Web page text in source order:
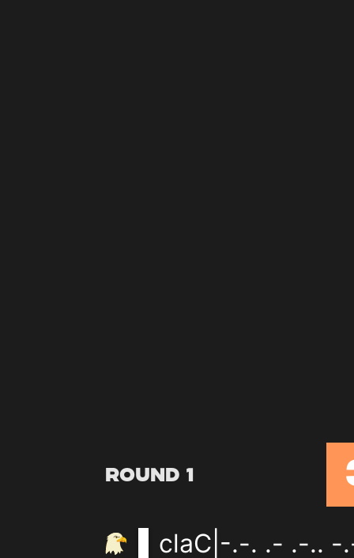
Round 1
claC|-.-. .- .-.. -